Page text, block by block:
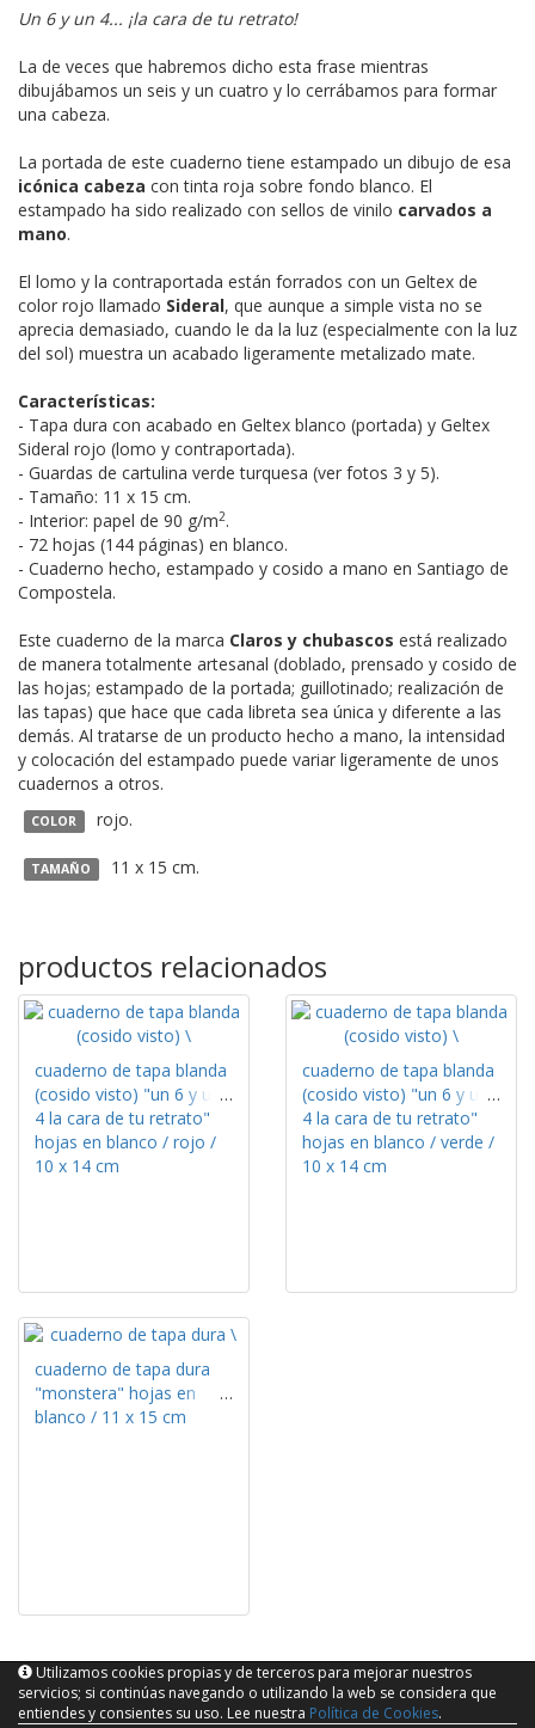
Un 6 y un 4... ¡la cara de tu retrato!
La de veces que habremos dicho esta frase mientras
dibujábamos un seis y un cuatro y lo cerrábamos para formar
una cabeza.
La portada de este cuaderno tiene estampado un dibujo de esa
icónica cabeza con tinta roja sobre fondo blanco. El
estampado ha sido realizado con sellos de vinilo carvados a
mano.
El lomo y la contraportada están forrados con un Geltex de
color rojo llamado Sideral, que aunque a simple vista no se
aprecia demasiado, cuando le da la luz (especialmente con la luz
del sol) muestra un acabado ligeramente metalizado mate.
Características:
- Tapa dura con acabado en Geltex blanco (portada) y Geltex
Sideral rojo (lomo y contraportada).
- Guardas de cartulina verde turquesa (ver fotos 3 y 5).
- Tamaño: 11 x 15 cm.
- Interior: papel de 90 g/m2.
- 72 hojas (144 páginas) en blanco.
- Cuaderno hecho, estampado y cosido a mano en Santiago de
Compostela.
Este cuaderno de la marca Claros y chubascos está realizado
de manera totalmente artesanal (doblado, prensado y cosido de
las hojas; estampado de la portada; guillotinado; realización de
las tapas) que hace que cada libreta sea única y diferente a las
demás. Al tratarse de un producto hecho a mano, la intensidad
y colocación del estampado puede variar ligeramente de unos
cuadernos a otros.
COLOR rojo.
TAMAÑO 11 x 15 cm.
productos relacionados
cuaderno de tapa blanda
(cosido visto) "un 6 y un
4 la cara de tu retrato"
hojas en blanco / rojo /
10 x 14 cm
cuaderno de tapa blanda
(cosido visto) "un 6 y un
4 la cara de tu retrato"
hojas en blanco / verde /
10 x 14 cm
cuaderno de tapa dura
"monstera" hojas en
blanco / 11 x 15 cm
Utilizamos cookies propias y de terceros para mejorar nuestros
servicios; si continúas navegando o utilizando la web se considera que
entiendes y consientes su uso. Lee nuestra Política de Cookies.